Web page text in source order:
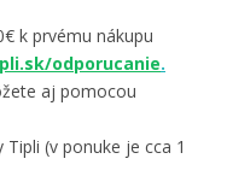
k prvému nákupu
odporucanie.
aj pomocou
(v ponuke je cca 1